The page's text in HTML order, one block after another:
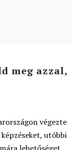
meg azzal,
végezte
utóbbi